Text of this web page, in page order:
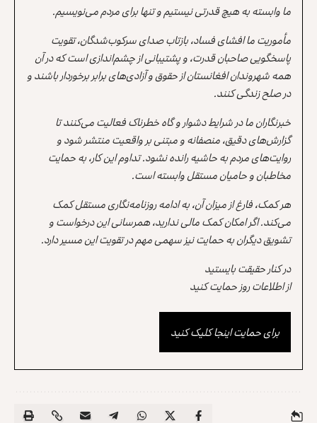
ما وابسته به هیچ قدرتی نیستیم و تنها برای مردم می‌نویسیم.
مأموریت ما افشای فساد، بازتاب صدای سرکوب‌شدگان، تقویت
پاسخگویی صاحبان قدرت، و پشتیبانی از چشم‌اندازی است که در آن
همه شهروندان افغانستان از حقوق و آزادی‌های برابر برخوردار باشند و
در صلح زندگی کنند.
خبرنگاران ما در شرایط دشوار و گاه خطرناک فعالیت می‌کنند تا
گزارش‌های دقیق، منصفانه و مبتنی بر واقعیت منتشر شود و
روایت‌های مردم به حاشیه رانده نشود. تداوم این کار، به حمایت
مخاطبان و حامیان مستقل وابسته است.
هر کمک، فارغ از میزان آن، به ادامه روزنامه‌نگاری مستقل کمک
می‌کند. اگر امکان کمک مالی ندارید، همرسانی این درخواست و
تشویق دیگران به حمایت نیز سهمی مهم در تقویت این مسیر دارد.
در کنار حقیقت بایستید
از اطلاعات روز حمایت کنید
برای حمایت اینجا کلیک کنید